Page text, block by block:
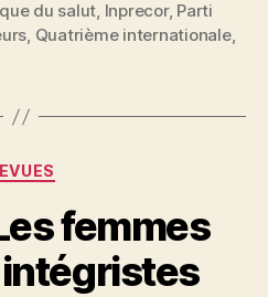
ennemies
du
du salut, Inprecor, Parti
, Quatrième internationale,
Catégories
femmes
P
a
r
S